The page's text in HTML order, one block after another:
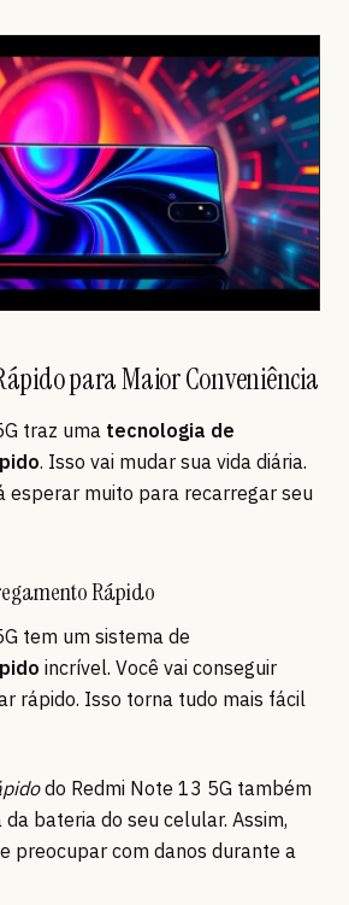
para Maior Conveniência
traz uma tecnologia de
. Isso vai mudar sua vida diária.
esperar muito para recarregar seu
Rápido
tem um sistema de
incrível. Você vai conseguir
rápido. Isso torna tudo mais fácil
do Redmi Note 13 5G também
da bateria do seu celular. Assim,
preocupar com danos durante a